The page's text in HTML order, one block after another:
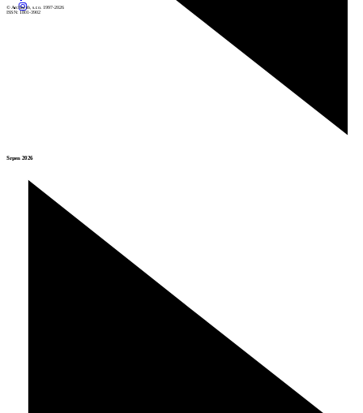
Srpen 2026
© Archiweb, s.r.o. 1997-2026
ISSN: 1801-3902